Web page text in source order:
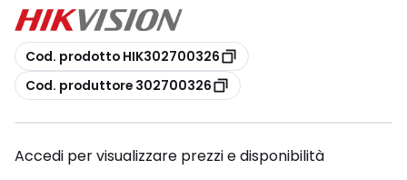
copia
Cod. prodotto HIK302700326
copia
Cod. produttore 302700326
Accedi per visualizzare prezzi e disponibilità